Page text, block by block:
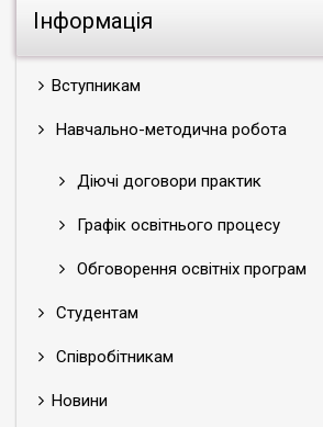
Інформація
Вступникам
Навчально-методична робота
Діючі договори практик
Графік освітнього процесу
Обговорення освітніх програм
Студентам
Співробітникам
Новини